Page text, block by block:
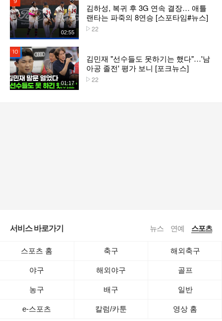
02:55
김하성, 복귀 후 3G 연속 결장… 애틀
랜타는 파죽의 8연승 [스포타임#뉴스]
22
01:17
김민재 "선수들도 못하기는 했다"…'남
아공 졸전' 평가 보니 [포크뉴스]
22
서비스 바로가기 뉴스 연예 스포츠
스포츠 홈 축구 해외축구
야구 해외야구 골프
농구 배구 일반
e-스포츠 칼럼/카툰 영상 홈